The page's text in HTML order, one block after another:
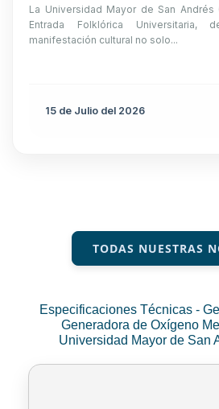
La Universidad Mayor de San Andrés
Entrada Folklórica Universitaria,
manifestación cultural no solo...
15 de Julio del 2026
TODAS NUESTRAS
Especificaciones Técnicas -
Generadora de Oxígeno
Universidad Mayor de San